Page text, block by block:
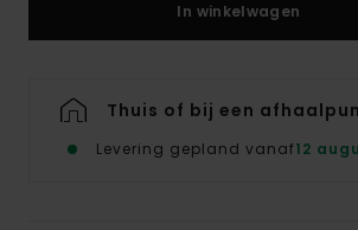
In winkelwagen
Thuis of bij een
Levering gepland vanaf12